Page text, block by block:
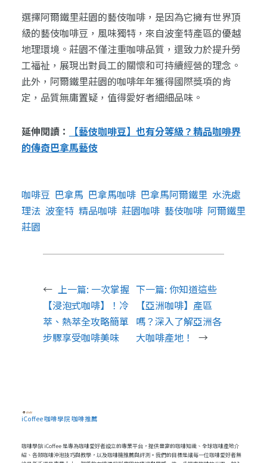
選擇阿爾鐵里莊園的藝伎咖啡，是因為它擁有世界頂
級的藝伎咖啡豆，風味獨特，來自波奎特產區的優越
地理環境。莊園不僅注重咖啡品質，還致力於提升勞
工福祉，展現出對員工的關懷和可持續經營的理念。
此外，阿爾鐵里莊園的咖啡年年獲得國際獎項的肯
定，品質無庸置疑，值得愛好者細細品味。
延伸閱讀：
【藝伎咖啡豆】也有分等級？精品咖啡界
的傳奇巴拿馬藝伎
咖啡豆 巴拿馬 巴拿馬咖啡 巴拿馬阿爾鐵里 水洗處
理法 波奎特 精品咖啡 莊園咖啡 藝伎咖啡 阿爾鐵里
莊園
← 上一篇: 一次掌握
【浸泡式咖啡】！冷
萃、熱萃全攻略簡單
步驟享受咖啡美味
下一篇:你知道這些
【亞洲咖啡】產區
嗎？深入了解亞洲各
大咖啡產地！
→
iCoffee 咖啡學院 咖啡推薦
咖啡學院 iCoffee 是專為咖啡愛好者設立的專業平台，提供豐富的咖啡知識、全球咖啡產地介
紹、各類咖啡沖泡技巧與教學，以及咖啡機推薦與評測。我們的目標是讓每一位咖啡愛好者無